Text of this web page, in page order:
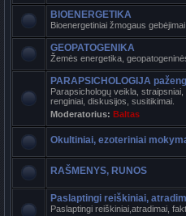
BIOENERGETIKA
Bioenergetiniai žmogaus
GEOPATOGENIKA
Žemės energetika,
PARAPSICHOLOGIJA
Parapsichologų veikla,
renginiai, diskusijos, susitikimai.
Moderatorius: Baltas
Okultiniai, ezoteriniai
RAŠMENYS, RUNOS
Paslaptingi reiškiniai,
Paslaptingi reiškiniai,atradimai,